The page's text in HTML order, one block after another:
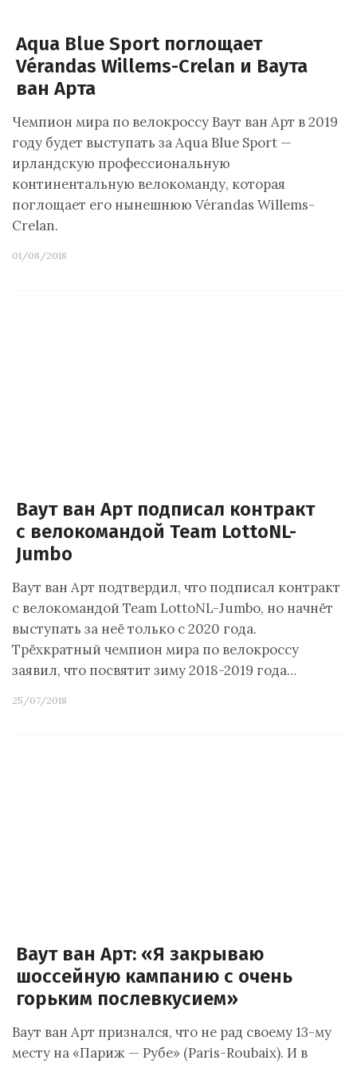
Aqua Blue Sport поглощает
Vérandas Willems-Crelan и Ваута
ван Арта
Чемпион мира по велокроссу Ваут ван Арт в 2019
году будет выступать за Aqua Blue Sport —
ирландскую профессиональную
континентальную велокоманду, которая
поглощает его нынешнюю Vérandas Willems-
Crelan.
01/08/2018
Ваут ван Арт подписал контракт
с велокомандой Team LottoNL-
Jumbo
Ваут ван Арт подтвердил, что подписал контракт
с велокомандой Team LottoNL-Jumbo, но начнёт
выступать за неё только с 2020 года.
Трёхкратный чемпион мира по велокроссу
заявил, что посвятит зиму 2018-2019 года…
25/07/2018
Ваут ван Арт: «Я закрываю
шоссейную кампанию с очень
горьким послевкусием»
Ваут ван Арт признался, что не рад своему 13-му
месту на «Париж — Рубе» (Paris-Roubaix). И в